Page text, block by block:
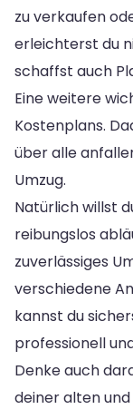
zu verkaufen
erleichterst du
schaffst auch
Eine weitere
Kostenplans.
über alle
Umzug.
Natürlich willst
reibungslos
zuverlässiges
verschiedene
kannst du
professionell
Denke auch
deiner alten